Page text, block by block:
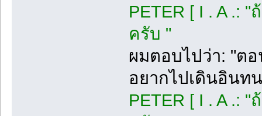
PETER [ I . A .:
ครับ "
ผมตอบไปว่า: "ต
อยากไปเดินอินท
PETER [ I . A .: